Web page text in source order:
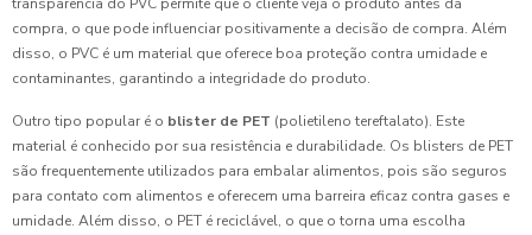
transparência do PVC permite que o cliente veja o produto antes da
compra, o que pode influenciar positivamente a decisão de compra. Além
disso, o PVC é um material que oferece boa proteção contra umidade e
contaminantes, garantindo a integridade do produto.
Outro tipo popular é o blister de PET (polietileno tereftalato). Este
material é conhecido por sua resistência e durabilidade. Os blisters de PET
são frequentemente utilizados para embalar alimentos, pois são seguros
para contato com alimentos e oferecem uma barreira eficaz contra gases e
umidade. Além disso, o PET é reciclável, o que o torna uma escolha